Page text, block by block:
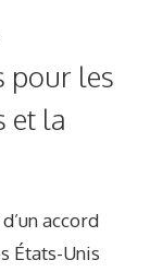
pour les
et la
accord
États-Unis